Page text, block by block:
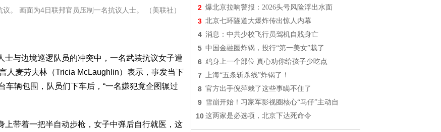
。 画面为4日联邦官员压制一名抗议人士。 （美联社）
与边境巡逻队员的冲突中，一名武装抗议女子遭
人麦劳夫林（Tricia McLaughlin）表示，事发当下
辆包围，队员们下车后，“一名嫌犯竟企图辗过
上带着一把半自动步枪，女子中弹后自行就医，这
2 爆北京拉响警报：2026头号风险浮出水面
3 北京七环隧道大爆炸传出惊人内幕
4 消息：中共少校飞行员驾机自戕身亡
5 中国金融圈炸锅，投行“第一美女”栽了
6 鸡身上一个部位 真心劝你给孩子少吃点
7 上海“五条斩杀线”炸锅了！
8 官方出手倪萍栽了这些事瞒不住了
9 雪崩开始！习家军影视圈核心“马仔”主动自
10 这两家是必选项，北京下达死命令